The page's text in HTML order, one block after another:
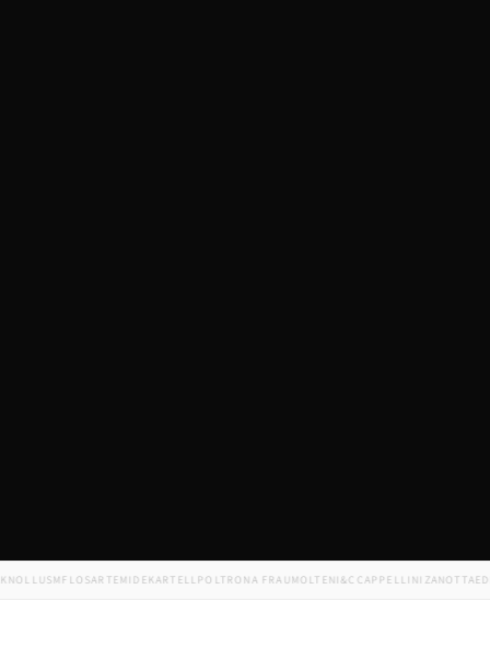
USMFLOSARTEMIDEKARTELLPOLTRONA FRAUMOLTENI&CCAPPELLINI ZANOTTA EDRA